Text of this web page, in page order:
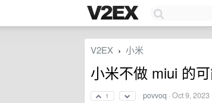
V2EX › 小米
小米不做 miui 的可
1 povvoq ·Oct 9, 2023